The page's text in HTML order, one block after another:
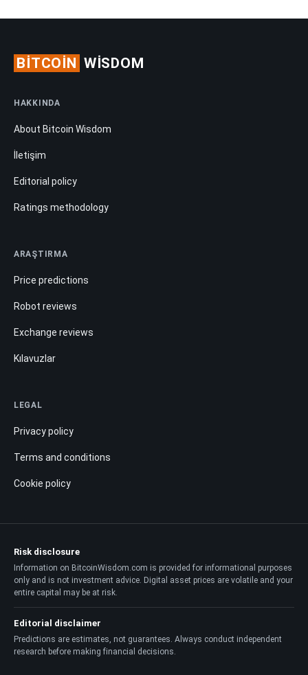
BITCOIN WISDOM
HAKKINDA
About Bitcoin Wisdom
İletişim
Editorial policy
Ratings methodology
ARAŞTIRMA
Price predictions
Robot reviews
Exchange reviews
Kılavuzlar
LEGAL
Privacy policy
Terms and conditions
Cookie policy
Risk disclosure
Information on BitcoinWisdom.com is provided for informational purposes
only and is not investment advice. Digital asset prices are volatile and your
entire capital may be at risk.
Editorial disclaimer
Predictions are estimates, not guarantees. Always conduct independent
research before making financial decisions.